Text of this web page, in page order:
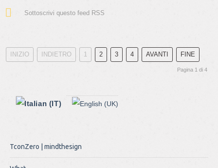
Sottoscrivi questo feed RSS
INIZIO INDIETRO 1 2 3 4 AVANTI FINE
Pagina 1 di 4
TconZero | mindthesign